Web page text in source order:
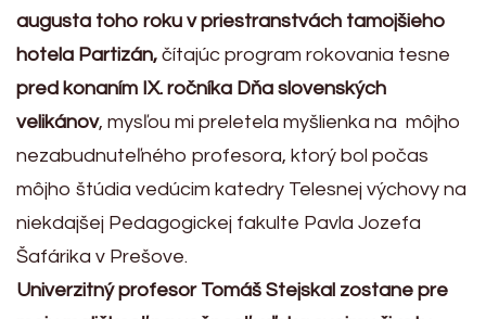
augusta toho roku v priestranstvách tamojšieho
hotela Partizán, čítajúc program rokovania tesne
pred konaním IX. ročníka Dňa slovenských
velikánov, mysľou mi preletela myšlienka na môjho
nezabudnuteľného profesora, ktorý bol počas
môjho štúdia vedúcim katedry Telesnej výchovy na
niekdajšej Pedagogickej fakulte Pavla Jozefa
Šafárika v Prešove.
Univerzitný profesor Tomáš Stejskal zostane pre